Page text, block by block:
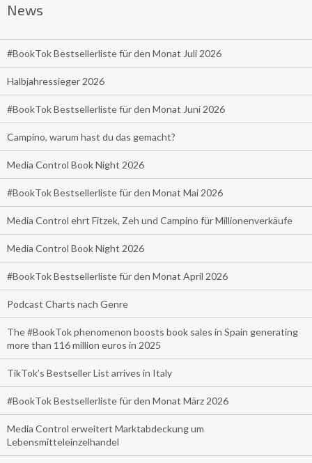
News
#BookTok Bestsellerliste für den Monat Juli 2026
Halbjahressieger 2026
#BookTok Bestsellerliste für den Monat Juni 2026
Campino, warum hast du das gemacht?
Media Control Book Night 2026
#BookTok Bestsellerliste für den Monat Mai 2026
Media Control ehrt Fitzek, Zeh und Campino für Millionenverkäufe
Media Control Book Night 2026
#BookTok Bestsellerliste für den Monat April 2026
Podcast Charts nach Genre
The #BookTok phenomenon boosts book sales in Spain generating
more than 116 million euros in 2025
TikTok’s Bestseller List arrives in Italy
#BookTok Bestsellerliste für den Monat März 2026
Media Control erweitert Marktabdeckung um
Lebensmitteleinzelhandel